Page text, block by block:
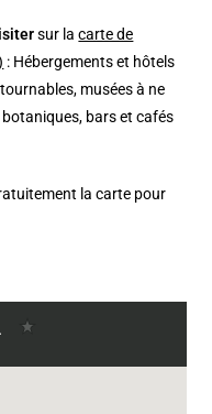
sur lacarte de
: Hébergements et hôtels
musées à ne
bars et cafés
la carte pour